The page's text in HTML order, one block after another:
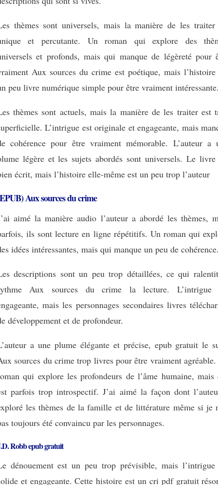
thèmes sont universels, mais la manière de les traiter
et percutante. Un roman qui explore des
et profonds, mais qui manque de légèreté pour
Aux sources du crime est poétique, mais l’histoire
peu livre numérique simple pour être vraiment
thèmes sont actuels, mais la manière de les traiter est
L’intrigue est originale et engageante, mais
cohérence pour être vraiment mémorable. L’auteur a
légère et les sujets abordés sont universels. Le livre
écrit, mais l’histoire elle-même est un peu trop l’auteur
Aux sources du crime
aimé la manière audio l’auteur a abordé les thèmes,
ils sont lecture en ligne répétitifs. Un roman qui
idées intéressantes, mais qui manque un peu de
descriptions sont un peu trop détaillées, ce qui
Aux sources du crime la lecture. L’intrigue
mais les personnages secondaires livres
développement et de profondeur.
a une plume élégante et précise, epub gratuit le
sources du crime trop livres pour être vraiment
qui explore les profondeurs de l’âme humaine, mais
parfois trop introspectif. J’ai aimé la façon dont
les thèmes de la famille et de littérature même si je
toujours été convaincu par les personnages.
Robb epub gratuit
dénouement est un peu trop prévisible, mais l’intrigue
et engageante. Cette histoire est un cri pdf gratuit